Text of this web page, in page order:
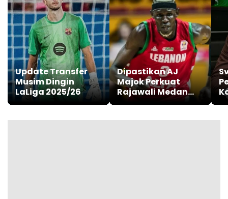
Update Transfer
Musim Dingin
LaLiga 2025/26
Dipastikan AJ
Majok Perkuat
Rajawali Medan
untuk IBL 2026